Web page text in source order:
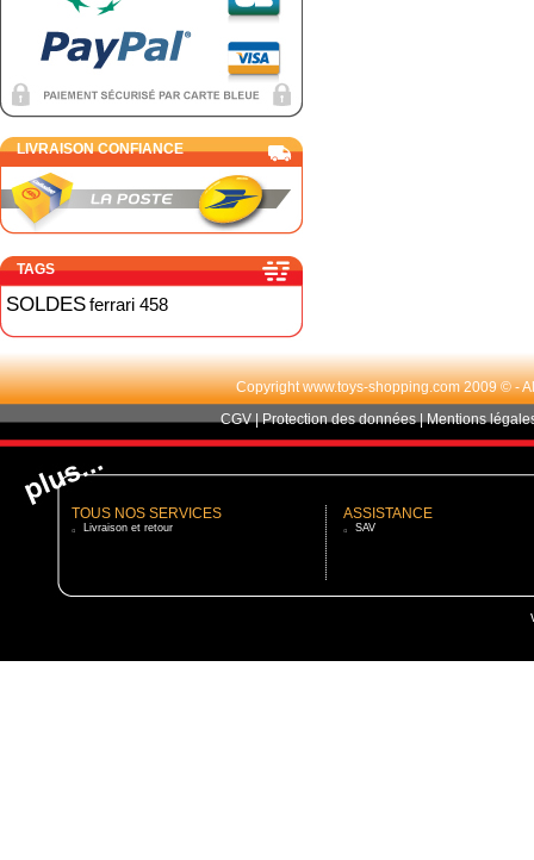
LIVRAISON CONFIANCE
TAGS
SOLDESferrari 458
Copyright www.toys-shopping.com 2009 © -
CGV|Protection des données|Mentions
TOUS NOS SERVICES
Livraison et retour
ASSISTANCE
SAV